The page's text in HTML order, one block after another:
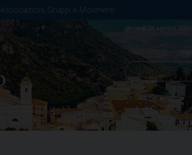
giovedì 06 agosto 2026
Associazioni, Gruppi e Movimenti